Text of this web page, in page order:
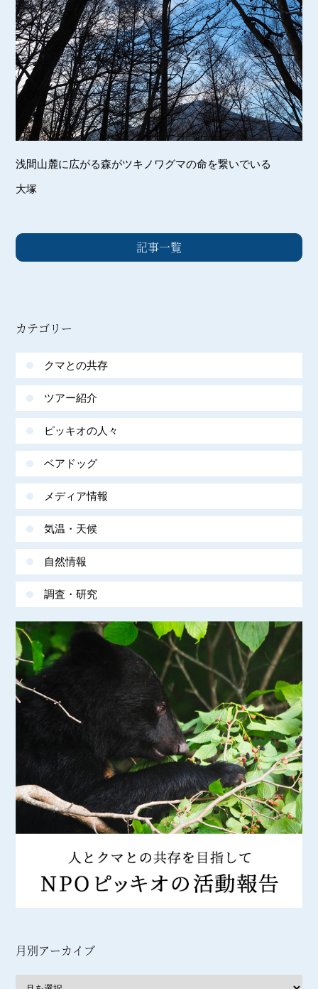
浅間山麓に広がる森がツキノワグマの命を繋いでいる
大塚
記事一覧
カテゴリー
クマとの共存
ツアー紹介
ピッキオの人々
ベアドッグ
メディア情報
気温・天候
自然情報
調査・研究
月別アーカイブ